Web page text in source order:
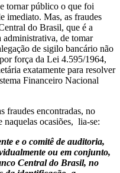
tornar público o que foi
imediato. Mas, as fraudes
do Brasil, que é a
administrativa, de tomar
de sigilo bancário não
força da Lei 4.595/1964,
exatamente para resolver
Financeiro Nacional
fraudes encontradas, no
naquelas ocasiões, lia-se:
e o comitê de auditoria,
ou em conjunto,
Central do Brasil, no